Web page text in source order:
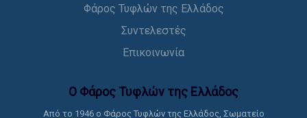
Φάρος Τυφλών της Ελλάδος
Συντελεστές
Επικοινωνία
Ο Φάρος Τυφλών της Ελλάδoς
Από το 1946 ο Φάρος Τυφλών της Ελλάδος, Σωματείο